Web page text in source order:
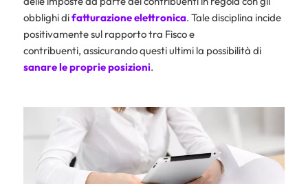
obblighi difatturazione elettronica. Tale disciplina incide
positivamente sul rapporto tra Fisco e
contribuenti, assicurando questi ultimi la possibilità di
sanare le proprie posizioni.